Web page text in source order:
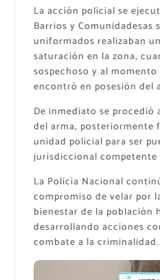
La acción policial se
Barrios y Comunidadesas
uniformados realizaban
saturación en la zona,
sospechoso y al
encontró en posesión del
De inmediato se procedió
del arma, posteriormente
unidad policial para ser
jurisdiccional
La Policía Nacional
compromiso de velar por
bienestar de la población
desarrollando acciones
combate a la criminalidad.